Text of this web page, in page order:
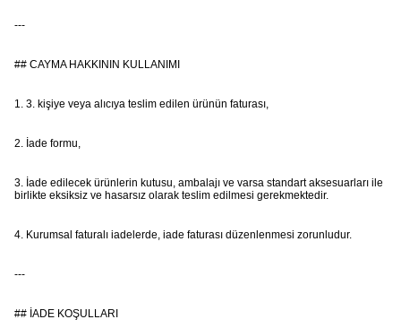
---
## CAYMA HAKKININ KULLANIMI
1. 3. kişiye veya alıcıya teslim edilen ürünün faturası,
2. İade formu,
3. İade edilecek ürünlerin kutusu, ambalajı ve varsa standart aksesuarları ile
birlikte eksiksiz ve hasarsız olarak teslim edilmesi gerekmektedir.
4. Kurumsal faturalı iadelerde, iade faturası düzenlenmesi zorunludur.
---
## İADE KOŞULLARI